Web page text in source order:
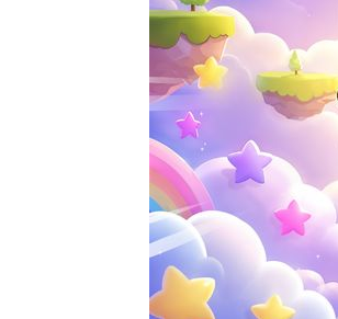
[속보]與최고위원 제주·인천
[속보]김민석, 與 전대 당원투
[속보]與 대표 경선 제주·인천
42.08%·宋 10.17%이강인 "아틀레티코 이적 기뻐
[속보]與 당대표 경선, 제주·인
낮 최고 35도 '무더위'…동해
[속보]이강인 "감독님이 원하
수도권 40도 육박 '펄펄'…동해
온열질환 사망자 3명 늘어…누
강릉에 시간당 81.4㎜ 물폭탄…